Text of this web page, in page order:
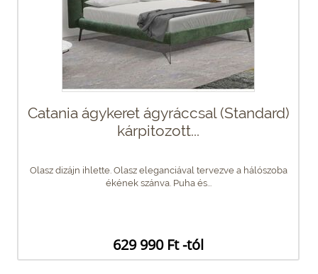
Catania ágykeret ágyráccsal (Standard)
kárpitozott...
Olasz dizájn ihlette. Olasz eleganciával tervezve a hálószoba
ékének szánva. Puha és...
629 990 Ft -tól